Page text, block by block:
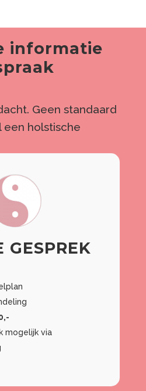
informatie
Geen standaard
een holstische
GESPREK
mogelijk via